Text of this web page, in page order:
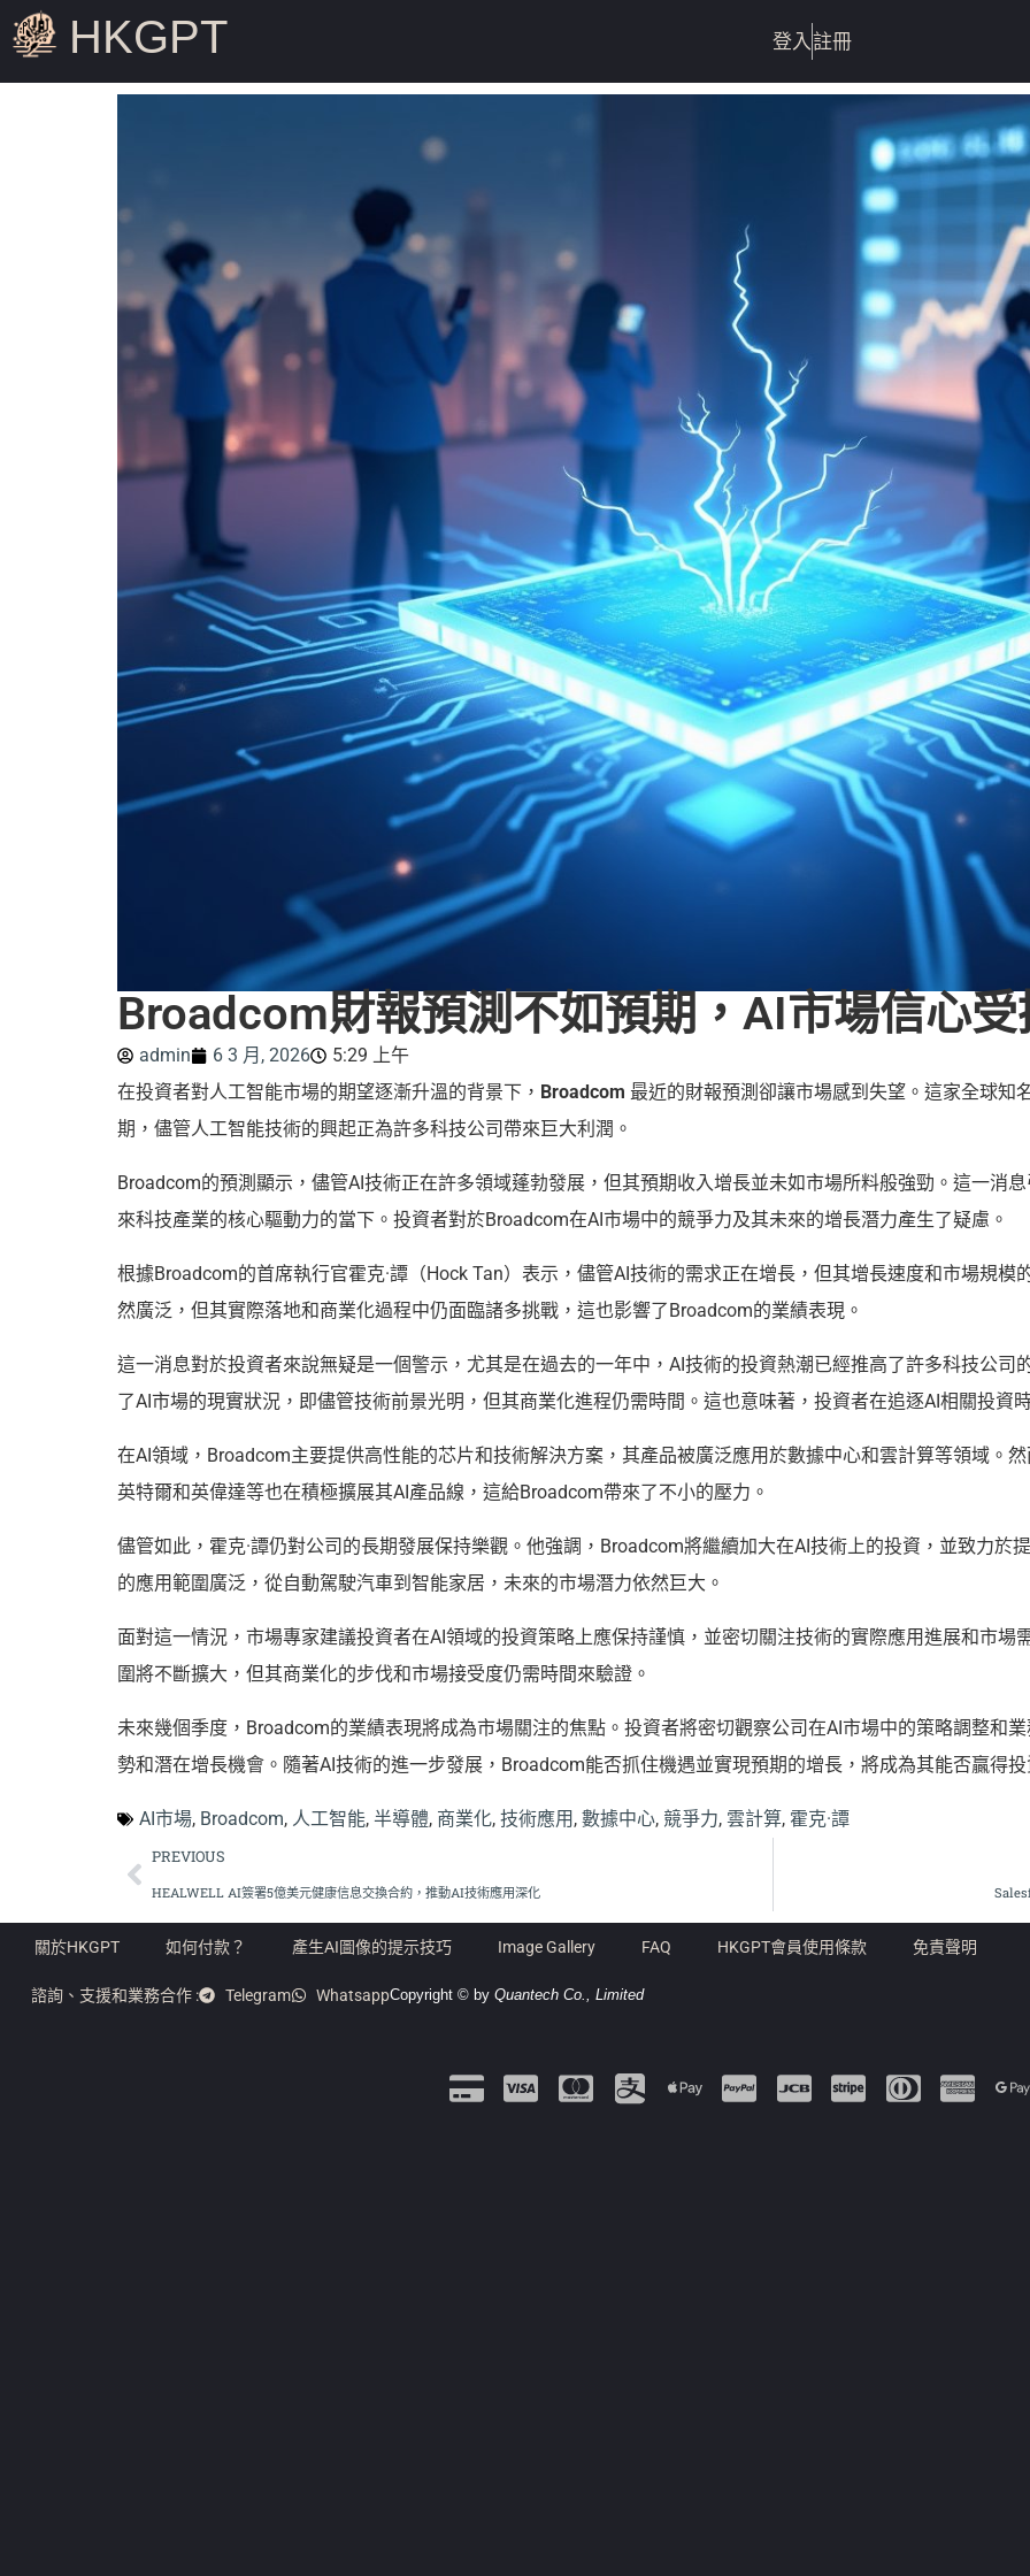
HKGPT 登入註冊
Broadcom財報預測不如預期，AI市場信心受
admin 6 3 月, 2026
5:29 上午
在投資者對人工智能市場的期望逐漸升溫的背景下， Broadcom 最近的財報預測卻讓市場感到失望。這家全球知
期，儘管人工智能技術的興起正為許多科技公司帶來巨大利潤。
Broadcom的預測顯示，儘管AI技術正在許多領域蓬勃發展，但其預期收入增長並未如市場所料般強勁。這一消
來科技產業的核心驅動力的當下。投資者對於Broadcom在AI市場中的競爭力及其未來的增長潛力產生了疑慮。
根據Broadcom的首席執行官霍克·譚（Hock Tan）表示，儘管AI技術的需求正在增長，但其增長速度和市場規
然廣泛，但其實際落地和商業化過程中仍面臨諸多挑戰，這也影響了Broadcom的業績表現。
這一消息對於投資者來說無疑是一個警示，尤其是在過去的一年中，AI技術的投資熱潮已經推高了許多科技公司
了AI市場的現實狀況，即儘管技術前景光明，但其商業化進程仍需時間。這也意味著，投資者在追逐AI相關投資
在AI領域，Broadcom主要提供高性能的芯片和技術解決方案，其產品被廣泛應用於數據中心和雲計算等領域。
英特爾和英偉達等也在積極擴展其AI產品線，這給Broadcom帶來了不小的壓力。
儘管如此，霍克·譚仍對公司的長期發展保持樂觀。他強調，Broadcom將繼續加大在AI技術上的投資，並致力於
的應用範圍廣泛，從自動駕駛汽車到智能家居，未來的市場潛力依然巨大。
面對這一情況，市場專家建議投資者在AI領域的投資策略上應保持謹慎，並密切關注技術的實際應用進展和市場
圍將不斷擴大，但其商業化的步伐和市場接受度仍需時間來驗證。
未來幾個季度，Broadcom的業績表現將成為市場關注的焦點。投資者將密切觀察公司在AI市場中的策略調整和
勢和潛在增長機會。隨著AI技術的進一步發展，Broadcom能否抓住機遇並實現預期的增長，將成為其能否贏得
AI市場, Broadcom, 人工智能, 半導體, 商業化, 技術應用 , 數據中心, 競爭力, 雲計算, 霍克·譚
PREVIOUS
HEALWELL AI簽署5億美元健康信息交換合約，推動AI技術應用深化
關於HKGPT 如何付款？ 產生AI圖像的提示技巧 Image Gallery FAQ HKGPT會員使用條款 免責聲明
諮詢、支援和業務合作 : Telegram WhatsappCopyright © by Quantech Co., Limited